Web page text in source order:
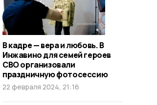
В кадре — вера и любовь. В
Инжавино для семей героев
СВО организовали
праздничную фотосессию
22 февраля 2024, 21:16